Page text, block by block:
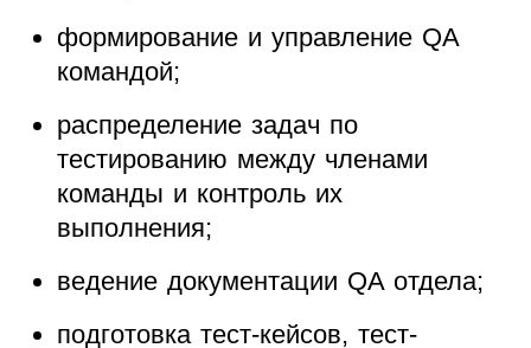
формирование и управление QA
командой;
распределение задач по
тестированию между членами
команды и контроль их
выполнения;
ведение документации QA отдела;
подготовка тест-кейсов, тест-